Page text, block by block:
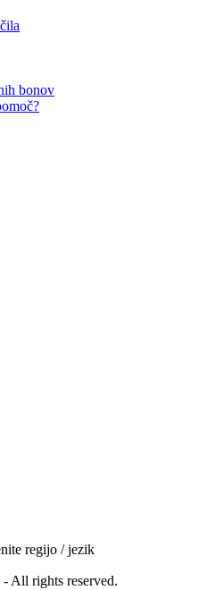
bonov
regijo / jezik
- All rights reserved.